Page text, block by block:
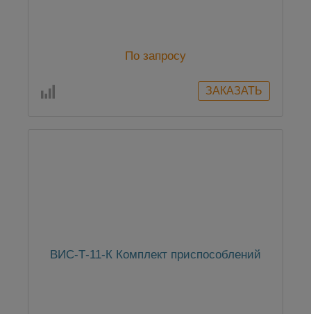
По запросу
ВИС-Т-11-К Комплект приспособлений